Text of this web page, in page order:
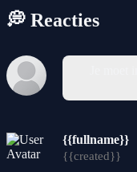
💭 Reacties
{{fullname}}
{{created}}